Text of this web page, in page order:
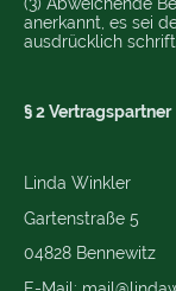
anerkannt, es sei
ausdrücklich
§ 2 Vertragspartner
Linda Winkler
Gartenstraße 5
04828 Bennewitz